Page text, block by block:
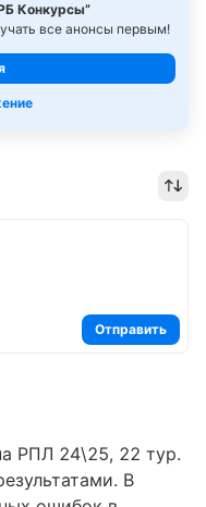
Конкурсы”
все анонсы первым!
Отправить
РПЛ 24\25, 22 тур.
В